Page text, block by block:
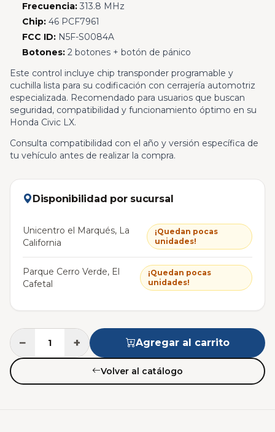
Frecuencia:313.8 MHz
Chip:46 PCF7961
FCC ID:N5F-S0084A
Botones:2 botones + botón de pánico
Este control incluye chip transponder programable y
cuchilla lista para su codificación con cerrajería automotriz
especializada. Recomendado para usuarios que buscan
seguridad, compatibilidad y funcionamiento óptimo en su
Honda Civic LX.
Consulta compatibilidad con el año y versión específica de
tu vehículo antes de realizar la compra.
Disponibilidad por sucursal
Unicentro el Marqués, La
California
¡Quedan pocas
unidades!
Parque Cerro Verde, El
Cafetal
¡Quedan pocas
unidades!
− + Agregar al carrito
Volver al catálogo